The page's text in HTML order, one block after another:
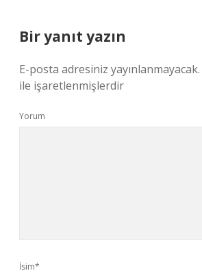
Bir yanıt yazın
E-posta adresiniz yayınlanmayacak.
ile işaretlenmişlerdir
Yorum
İsim*